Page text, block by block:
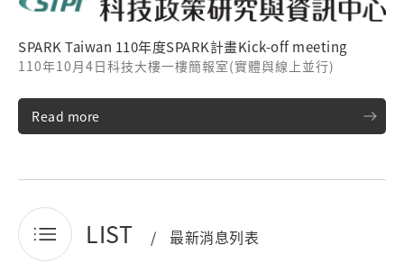
SPARK Taiwan 110年度SPARK計畫Kick-off meeting
110年10月4日科技大樓一樓簡報室(實體與線上並行)
Read more
LIST 最新消息列表